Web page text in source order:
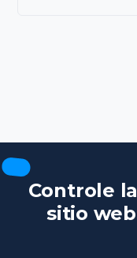
Controle
sitio